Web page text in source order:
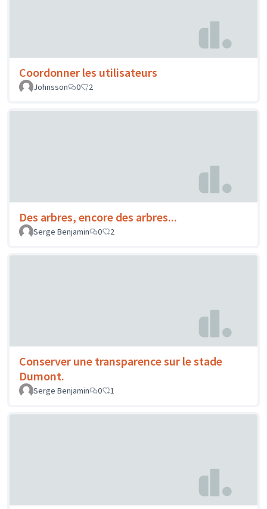
Coordonner les utilisateurs
Johnsson 0 2
Des arbres, encore des arbres...
Serge Benjamin 0 2
Conserver une transparence sur le stade
Dumont.
Serge Benjamin 0 1